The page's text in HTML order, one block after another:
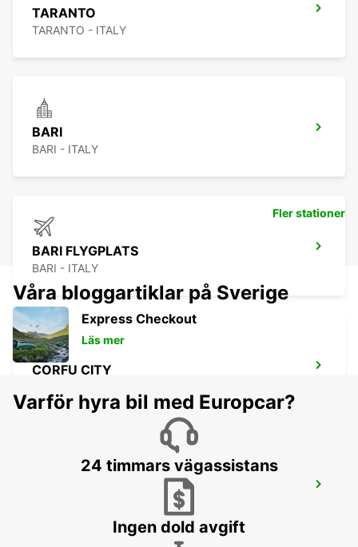
TARANTO
TARANTO - ITALY
BARI
BARI - ITALY
BARI FLYGPLATS
BARI - ITALY
CORFU CITY
Fler stationer
Våra bloggartiklar på Sverige
Express Checkout
Läs mer
Varför hyra bil med Europcar?
24 timmars vägassistans
Ingen dold avgift